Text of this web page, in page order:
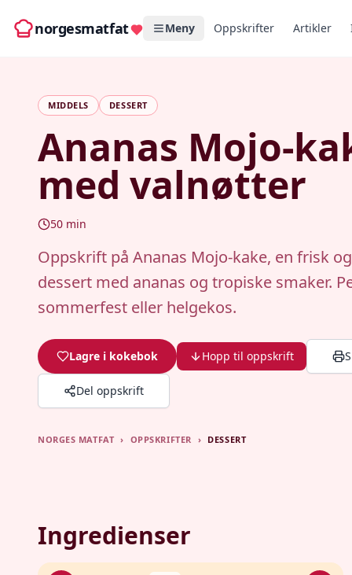
norgesmatfat Meny Oppskrifter Artikler
MIDDELS DESSERT
Ananas Mojo-
med valnøtter
50 min
Oppskrift på Ananas Mojo-kake, en frisk
dessert med ananas og tropiske smaker.
sommerfest eller helgekos.
Lagre i kokebok Hopp til oppskrift
Del oppskrift
NORGES MATFAT › OPPSKRIFTER › DESSERT
Ingredienser